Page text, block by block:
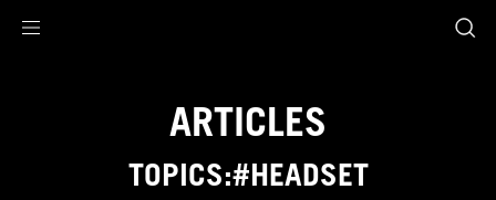
ARTICLES
TOPICS:#HEADSET